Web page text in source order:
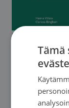
Syöpäpotilaan
ravitsemusopas
Tämä